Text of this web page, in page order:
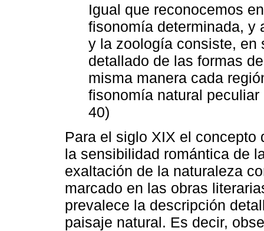
Igual que reconocemos
fisonomía determinada, y
y la zoología consiste, en
detallado de las formas
misma manera cada
fisonomía natural
40)
Para el siglo XIX el
la sensibilidad romántica de
exaltación de la naturaleza
marcado en las obras
prevalece la descripción
paisaje natural. Es decir,